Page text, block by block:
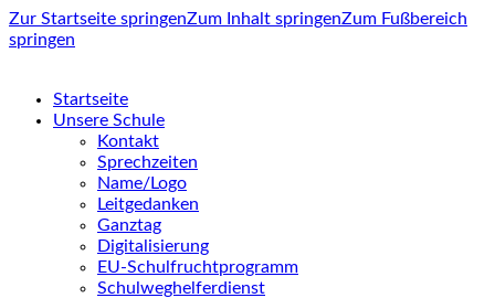
Zur Startseite springenZum Inhalt springenZum Fußbereich
springen
Startseite
Unsere Schule
Kontakt
Sprechzeiten
Name/Logo
Leitgedanken
Ganztag
Digitalisierung
EU-Schulfruchtprogramm
Schulweghelferdienst